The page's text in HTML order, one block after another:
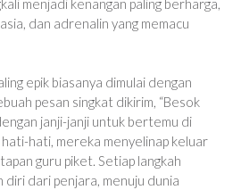
menjadi kenangan paling berharga,
dan adrenalin yang memacu
epik biasanya dimulai dengan
pesan singkat dikirim, “Besok
janji-janji untuk bertemu di
hati, mereka menyelinap keluar
guru piket. Setiap langkah
dari penjara, menuju dunia